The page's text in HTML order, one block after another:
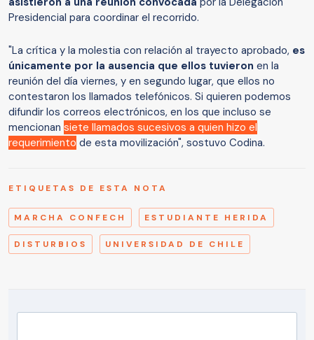
Presidencial para coordinar el recorrido.
"La crítica y la molestia con relación al trayecto aprobado, es
únicamente por la ausencia que ellos tuvieron en la
reunión del día viernes, y en segundo lugar, que ellos no
contestaron los llamados telefónicos. Si quieren podemos
difundir los correos electrónicos, en los que incluso se
mencionan siete llamados sucesivos a quien hizo el
requerimiento de esta movilización", sostuvo Codina.
ETIQUETAS DE ESTA NOTA
MARCHA CONFECH ESTUDIANTE HERIDA
DISTURBIOS UNIVERSIDAD DE CHILE